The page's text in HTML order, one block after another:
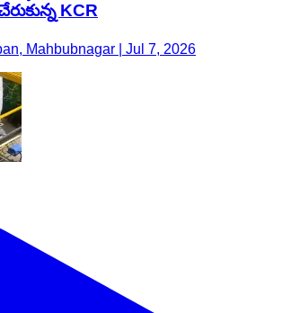
KCR
Mahbubnagar | Jul 7, 2026